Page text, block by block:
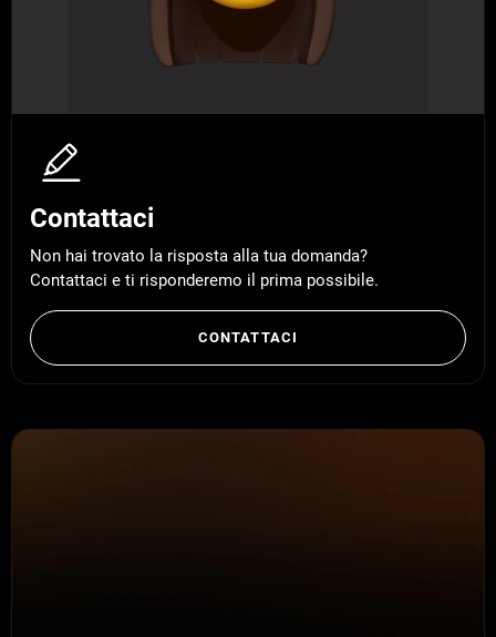
Contattaci
Non hai trovato la risposta alla tua domanda?
Contattaci e ti risponderemo il prima possibile.
CONTATTACI